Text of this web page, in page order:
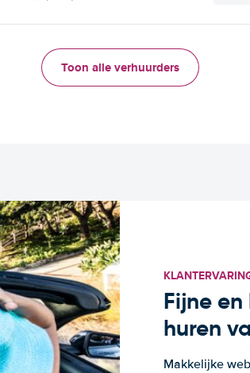
Toon alle verhuurders
Fijne
huren
Makkelijke